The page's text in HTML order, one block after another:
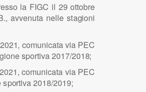
la FIGC il 29 ottobre
., avvenuta nelle stagioni
021, comunicata via PEC
gione sportiva2017/2018;
021, comunicata via PEC
sportiva2018/2019;